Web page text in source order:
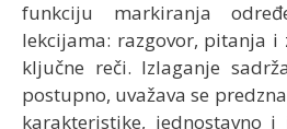
funkciju markiranja
lekcijama: razgovor, pitanja i
ključne reči. Izlaganje
postupno, uvažava se
karakteristike, jednostavno